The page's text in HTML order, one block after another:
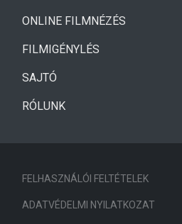
ONLINE FILMNÉZÉS
FILMIGÉNYLÉS
SAJTÓ
RÓLUNK
FELHASZNÁLÓI FELTÉTELEK
ADATVÉDELMI NYILATKOZAT